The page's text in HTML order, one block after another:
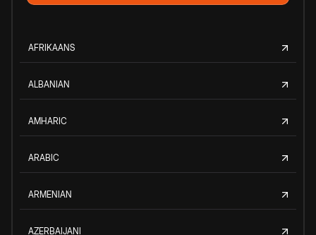
AFRIKAANS
ALBANIAN
AMHARIC
ARABIC
ARMENIAN
AZERBAIJANI